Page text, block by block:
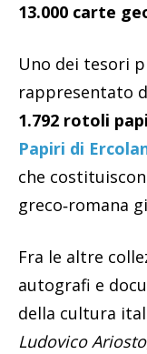
13.000 carte
Uno dei tesori
rappresentato
1.792 rotoli
Papiri di
che
greco‑romana
Fra le altre
autografi e
della cultura
Ludovico Ariosto